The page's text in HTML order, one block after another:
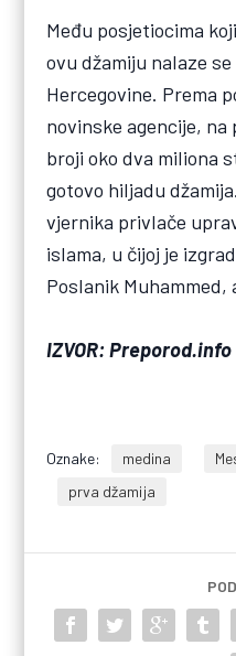
Među posjetiocima
ovu džamiju nalaze
Hercegovine. Prema
novinske agencije, na
broji oko dva miliona
gotovo hiljadu
vjernika privlače
islama, u čijoj je
Poslanik Muhammed,
IZVOR: Preporod.info
Oznake: medina
prva džamija